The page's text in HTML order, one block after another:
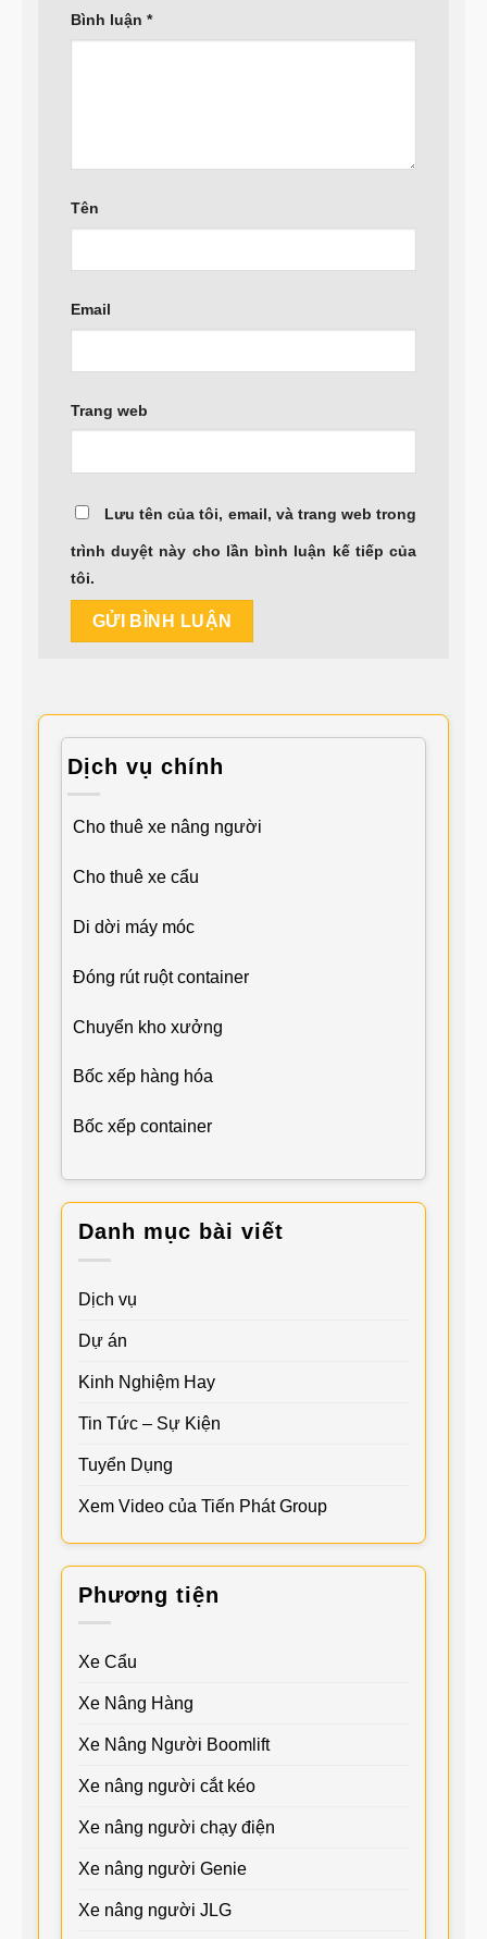
Bình luận *
Tên
Email
Trang web
Lưu tên của tôi, email, và trang web trong
trình duyệt này cho lần bình luận kế tiếp của
tôi.
Dịch vụ chính
Cho thuê xe nâng người
Cho thuê xe cẩu
Di dời máy móc
Đóng rút ruột container
Chuyển kho xưởng
Bốc xếp hàng hóa
Bốc xếp container
Danh mục bài viết
Dịch vụ
Dự án
Kinh Nghiệm Hay
Tin Tức – Sự Kiện
Tuyển Dụng
Xem Video của Tiến Phát Group
Phương tiện
Xe Cẩu
Xe Nâng Hàng
Xe Nâng Người Boomlift
Xe nâng người cắt kéo
Xe nâng người chạy điện
Xe nâng người Genie
Xe nâng người JLG